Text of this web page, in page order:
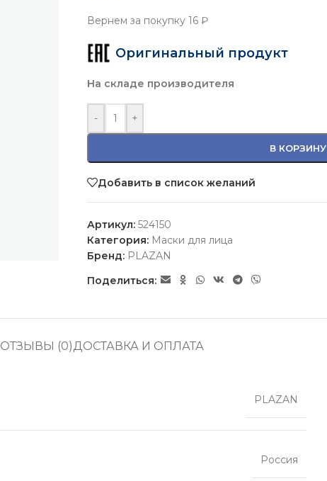
Вернем за покупку16 ₽
Оригинальный продукт
На складе производителя
- +
В КОРЗИНУ
Добавить в список желаний
Артикул: 524150
Категория: Маски для лица
Бренд: PLAZAN
Поделиться:
ОТЗЫВЫ (0)ДОСТАВКА И ОПЛАТА
PLAZAN
Россия